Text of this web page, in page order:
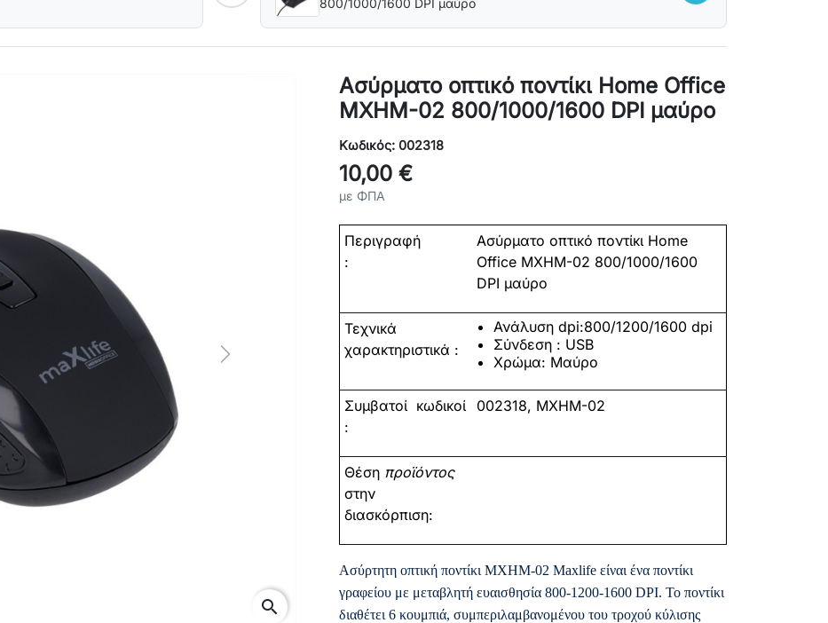
800/1000/1600 DPI μαύρο
Next
search
Ασύρματο οπτικό ποντίκι Home Office
MXHM-02 800/1000/1600 DPI μαύρο
Κωδικός: 002318
10,00 €
με ΦΠΑ
Περιγραφή
:
Ασύρματο οπτικό ποντίκι Home
Office MXHM-02 800/1000/1600
DPI μαύρο
Τεχνικά
χαρακτηριστικά :
Ανάλυση dpi:800/1200/1600 dpi
Σύνδεση : USB
Xρώμα: Μαύρο
Συμβατοί κωδικοί
:
002318, MXHM-02
Θέση προϊόντος
στην
διασκόρπιση:
Ασύρτητη οπτική ποντίκι MXHM-02 Maxlife είναι ένα ποντίκι
γραφείου με μεταβλητή ευαισθησία 800-1200-1600 DPI. Το ποντίκι
διαθέτει 6 κουμπιά, συμπεριλαμβανομένου του τροχού κύλισης